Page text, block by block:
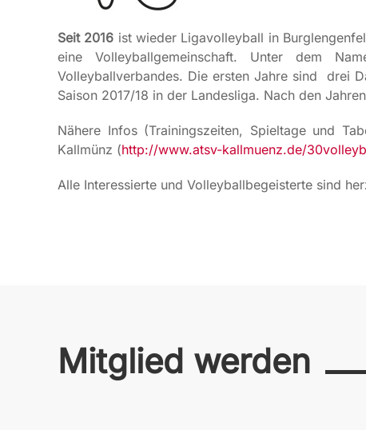
Seit 2016 ist wieder Ligavolleyball in
eine Volleyballgemeinschaft. Unter dem
Volleyballverbandes. Die ersten Jahre sind drei
Saison 2017/18 in der Landesliga. Nach den
Nähere Infos (Trainingszeiten, Spieltage und
Kallmünz (http://www.atsv-kallmuenz.de/
Alle Interessierte und Volleyballbegeisterte sind
Mitglied werden